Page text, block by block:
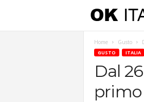
Home Gusto
GUSTO ITALIA
Dal